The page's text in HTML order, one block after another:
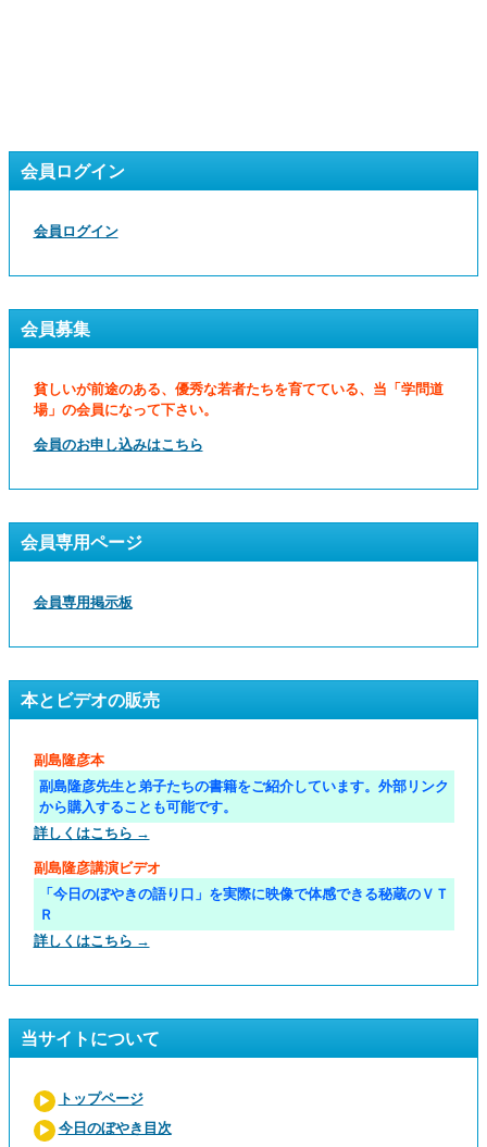
会員ログイン
会員ログイン
会員募集
貧しいが前途のある、優秀な若者たちを育てている、当「学問道
場」の会員になって下さい。
会員のお申し込みはこちら
会員専用ページ
会員専用掲示板
本とビデオの販売
副島隆彦本
副島隆彦先生と弟子たちの書籍をご紹介しています。外部リンク
から購入することも可能です。
詳しくはこちら →
副島隆彦講演ビデオ
「今日のぼやきの語り口」を実際に映像で体感できる秘蔵のＶＴ
Ｒ
詳しくはこちら →
当サイトについて
トップページ
今日のぼやき目次